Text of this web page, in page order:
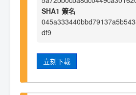
SHA1 簽名
df9
立刻下載